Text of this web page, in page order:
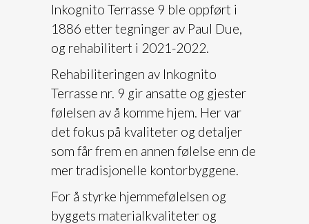
Inkognito Terrasse 9 ble oppført i
1886 etter tegninger av Paul Due,
og rehabilitert i 2021-2022.
Rehabiliteringen av Inkognito
Terrasse nr. 9 gir ansatte og gjester
følelsen av å komme hjem. Her var
det fokus på kvaliteter og detaljer
som får frem en annen følelse enn de
mer tradisjonelle kontorbyggene.
For å styrke hjemmefølelsen og
byggets materialkvaliteter og